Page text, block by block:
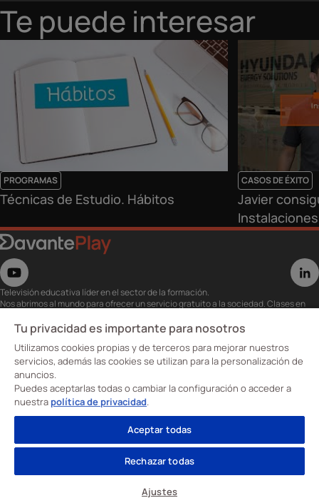
Te puede interesar
PROGRAMAS
Técnicas de Estudio. Hábitos
CASOS DE ÉXITO
Javier
Televisión educativa líder en el sector de la formación.
Nos abrimos al mundo para ofrecer un servicio gratuito a la sociedad. Clases en
eventos, masterclass y recursos para estudiantes…
Utiliza esta plataforma para tu formación ya seas opositor o estés formándote
para conseguir o mejorar tu empleo.
Te invitamos a conocer nuestro contenido a la carta para ver cuándo y dónde
quieras.
Davante Play. #FormaciónEnAbierto
Oposiciones
Formación profesional
Sobre nosotros
Política de cookies
Tu privacidad es importante para nosotros
Utilizamos cookies propias y de terceros para mejorar nuestros
servicios, además las cookies se utilizan para la personalización de
anuncios.
Puedes aceptarlas todas o cambiar la configuración o acceder a
nuestra política de privacidad.
Aceptar todas
Rechazar todas
Ajustes